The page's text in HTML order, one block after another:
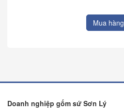
Mua hàng
Doanh nghiệp gốm sứ Sơn Lý